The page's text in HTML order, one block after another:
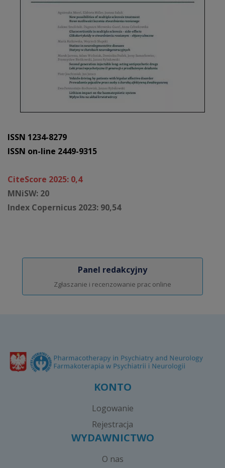
ISSN 1234-8279
ISSN on-line 2449-9315
CiteScore 2025: 0,4
MNiSW: 20
Index Copernicus 2023: 90,54
Panel redakcyjny
Zgłaszanie i recenzowanie prac online
KONTO
Logowanie
Rejestracja
WYDAWNICTWO
O nas